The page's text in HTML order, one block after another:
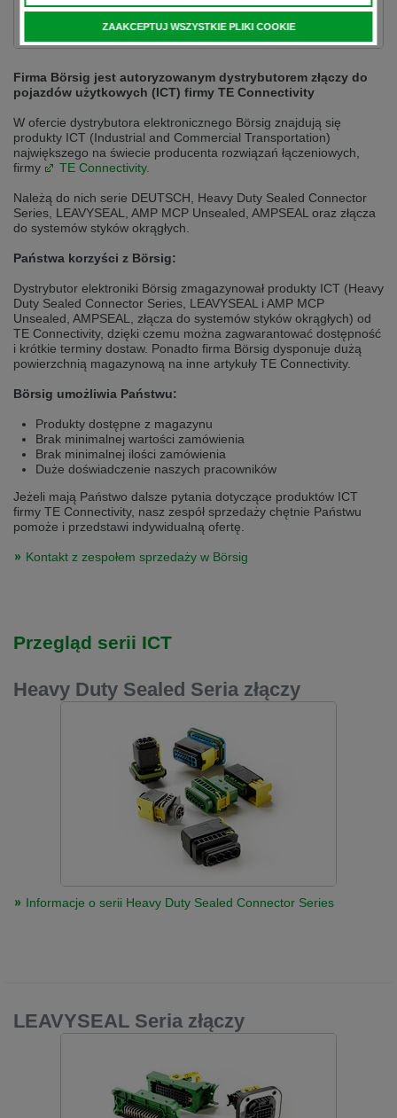
ZAAKCEPTUJ WSZYSTKIE PLIKI COOKIE
selected one. This website is also available in German. Would you like to
switch to the German version?
Switch to German version Stay on this version
Wir haben erkannt, dass ihr Browser eine andere Sprache als die derzeit
Möchten Sie zur Deutschen Version wechseln?
Zur deutschen Version wechseln Auf dieser Version bleiben
selected one. This website is also available in Czech. Would you like to
switch to the Czech version?
Zdá se, že Váš prohlížeč je v jiném jazyce, než jaký je momentálně používán.
Tato stránka je k dispozici i v češtině. Chcete přepnout na českou verzi?
Přepnout na českou verzi Zůstaňte v této verzi
Váš prohlížeč se zdá být v jiném jazyce, než je právě používaný jazyk. Tato
Wir haben erkannt, dass ihr Browser eine andere Sprache als die derzeit
angezeigte bevorzugt. Diese Webseite ist auch auf Deutsch verfügbar.
Möchten Sie zur Deutschen Version wechseln?
Zur deutschen Version wechseln Auf dieser Version bleiben
stránka je k dispozici také v angličtině. Přejete si přepnout na anglickou
We have detected, that your browser prefers another language than the
selected one. This website is also available in English. Would you like to
Switch to English version Stay on this version
Firma Börsig jest autoryzowanym dystrybutorem złączy do
pojazdów użytkowych (ICT) firmy TE Connectivity
W ofercie dystrybutora elektronicznego Börsig znajdują się
produkty ICT (Industrial and Commercial Transportation)
największego na świecie producenta rozwiązań łączeniowych,
firmy
TE Connectivity.
Należą do nich serie DEUTSCH, Heavy Duty Sealed Connector
Series, LEAVYSEAL, AMP MCP Unsealed, AMPSEAL oraz złącza
do systemów styków okrągłych.
Państwa korzyści z Börsig:
Dystrybutor elektroniki Börsig zmagazynował produkty ICT (Heavy
Duty Sealed Connector Series, LEAVYSEAL i AMP MCP
Unsealed, AMPSEAL, złącza do systemów styków okrągłych) od
TE Connectivity, dzięki czemu można zagwarantować dostępność
i krótkie terminy dostaw. Ponadto firma Börsig dysponuje dużą
powierzchnią magazynową na inne artykuły TE Connectivity.
Börsig umożliwia Państwu:
Produkty dostępne z magazynu
Brak minimalnej wartości zamówienia
Brak minimalnej ilości zamówienia
Duże doświadczenie naszych pracowników
Jeżeli mają Państwo dalsze pytania dotyczące produktów ICT
firmy TE Connectivity, nasz zespół sprzedaży chętnie Państwu
pomoże i przedstawi indywidualną ofertę.
Kontakt z zespołem sprzedaży w Börsig
Przegląd serii ICT
Heavy Duty Sealed Seria złączy
Informacje o serii Heavy Duty Sealed Connector Series
LEAVYSEAL Seria złączy